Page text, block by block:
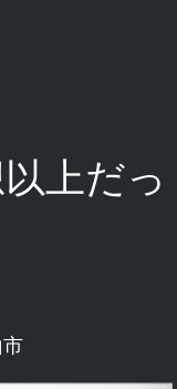
上だっ